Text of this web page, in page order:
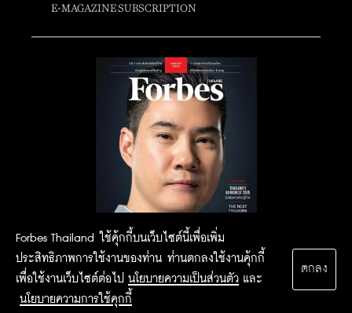
Forbes Thailand ใช้คุ้กกี้บนเว็บไซต์นี้เพื่อเพิ่ม
ประสิทธิภาพการใช้งานของท่าน ท่านตกลงใช้งานคุ้กกี้
เพื่อใช้งานเว็บไซต์ต่อไป นโยบายความเป็นส่วนตัว และ
นโยบายความการใช้คุกกี้
ตกลง
E-MAGAZINE SUBSCRIPTION
2015 Forbesthailand.com ALL RIGHTS RESERVED